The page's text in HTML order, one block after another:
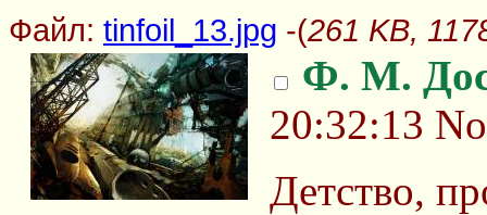
Файл: tinfoil_13.jpg -(261 KB,
Ф. М.
20:32:13
Детство,